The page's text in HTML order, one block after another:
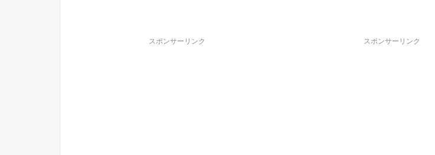
スポンサーリンク スポンサーリンク